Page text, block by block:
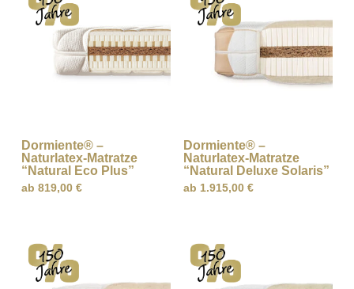
Dormiente® –
Naturlatex-Matratze
“Natural Eco Plus”
ab819,00€
Dormiente® –
Naturlatex-Matratze
“Natural Deluxe Solaris”
ab 1.915,00 €